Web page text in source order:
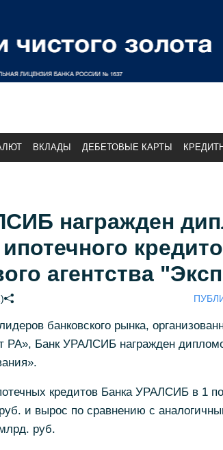
ВКЛАДЫ ДЕБЕТОВЫЕ КАРТЫ
награжден
агентства
банковского рынка,
РА», Банк УРАЛСИБ награжден
кредитов Банка УРАЛСИБ в 1
и вырос по сравнению с
руб.